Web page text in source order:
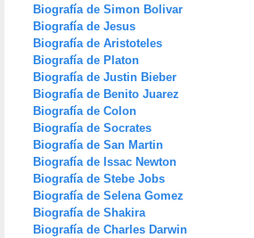
Biografía de Simon Bolivar
Biografía de Jesus
Biografía de Aristoteles
Biografía de Platon
Biografía de Justin Bieber
Biografía de Benito Juarez
Biografía de Colon
Biografía de Socrates
Biografía de San Martin
Biografía de Issac Newton
Biografía de Stebe Jobs
Biografía de Selena Gomez
Biografía de Shakira
Biografía de Charles Darwin